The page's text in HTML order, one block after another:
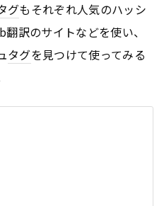
グもそれぞれ人気のハッシ
訳のサイトなどを使い、
タグを見つけて使ってみる